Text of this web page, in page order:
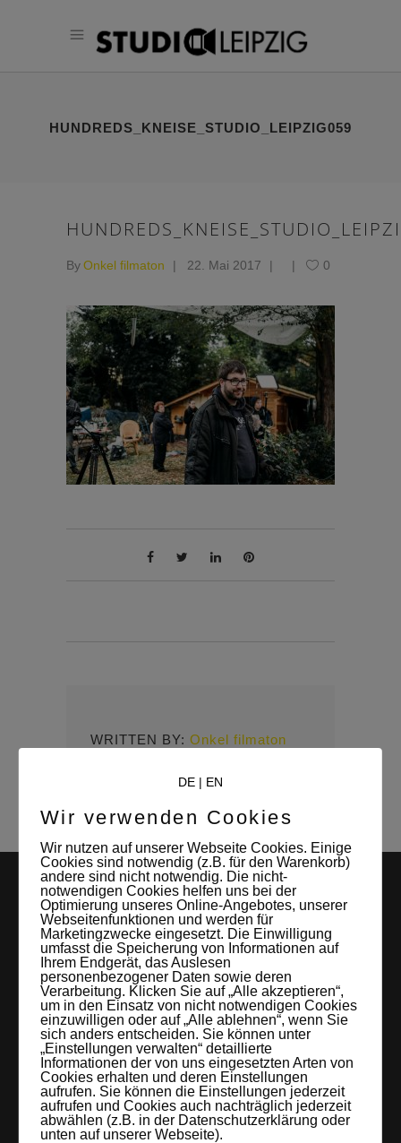
HUNDREDS_KNEISE_STUDIO_LEIPZIG059
ByOnkel filmaton 22. Mai 2017 0
WRITTEN BY: Onkel filmaton
LEIPZIGS MIETSTUDIO
Hier lassen sich Foto- und Videoproduktionen aller Art in
entspannter Loftatmosphäre realisieren. Alles da, was man
braucht: Technik, Platz, Couch und Kaffee. Folgt uns!
DE| EN
Wir verwenden Cookies
Wir nutzen auf unserer Webseite Cookies. Einige
Cookies sind notwendig (z.B. für den Warenkorb)
andere sind nicht notwendig. Die nicht-
notwendigen Cookies helfen uns bei der
Optimierung unseres Online-Angebotes, unserer
Webseitenfunktionen und werden für
Marketingzwecke eingesetzt. Die Einwilligung
umfasst die Speicherung von Informationen auf
Ihrem Endgerät, das Auslesen
personenbezogener Daten sowie deren
Verarbeitung. Klicken Sie auf „Alle akzeptieren“,
um in den Einsatz von nicht notwendigen Cookies
einzuwilligen oder auf „Alle ablehnen“, wenn Sie
sich anders entscheiden. Sie können unter
„Einstellungen verwalten“ detaillierte
Informationen der von uns eingesetzten Arten von
Cookies erhalten und deren Einstellungen
aufrufen. Sie können die Einstellungen jederzeit
aufrufen und Cookies auch nachträglich jederzeit
abwählen (z.B. in der Datenschutzerklärung oder
unten auf unserer Webseite).